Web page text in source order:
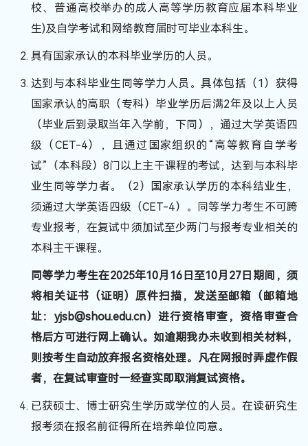
校、普通高校举办的成人高等学历教育应届本科毕业
生)及自学考试和网络教育届时可毕业本科生。
具有国家承认的本科毕业学历的人员。
达到与本科毕业生同等学力人员。具体包括（1）获得
国家承认的高职（专科）毕业学历后满2年及以上人员
（毕业后到录取当年入学前，下同），通过大学英语四
级（CET-4），且通过国家组织的“高等教育自学考
试”（本科段）8门以上主干课程的考试，达到与本科毕
业生同等学力者。（2）国家承认学历的本科结业生，
须通过大学英语四级（CET-4）。同等学力考生不可跨
专业报考，在复试中须加试至少两门与报考专业相关的
本科主干课程。
同等学力考生在2025年10月16日至10月27日期间，须
将相关证书（证明）原件扫描，发送至邮箱（邮箱地
址：yjsb@shou.edu.cn）进行资格审查，资格审查合
格后方可进行网上确认。如逾期我办未收到相关材料，
则按考生自动放弃报名资格处理。凡在网报时弄虚作假
者，在复试审查时一经查实即取消复试资格。
已获硕士、博士研究生学历或学位的人员。在读研究生
报考须在报名前征得所在培养单位同意。